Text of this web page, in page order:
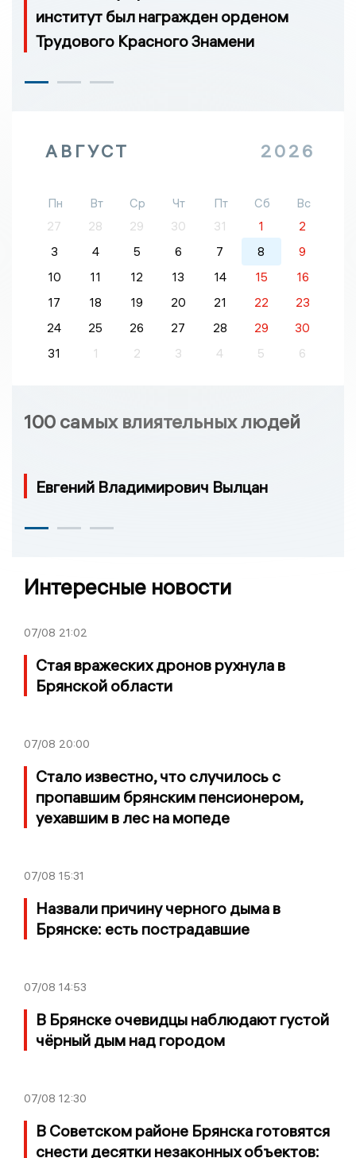
институт был награжден орденом
Трудового Красного Знамени
АВГУСТ 2026
Пн Вт Ср Чт Пт Сб
Вс
27
28 29 30 31 1
2
3
4 5 6 7 8
9
10
11 12 13 14 15
16
17
18 19 20 21 22
23
24
25 26 27 28 29
30
31
1 2 3 4 5 6
100 самых влиятельных людей
Евгений Владимирович Вылцан
Интересные новости
07/08 21:02
Стая вражеских дронов рухнула в
Брянской области
07/08 20:00
Стало известно, что случилось с
пропавшим брянским пенсионером,
уехавшим в лес на мопеде
07/08 15:31
Назвали причину черного дыма в
Брянске: есть пострадавшие
07/08 14:53
В Брянске очевидцы наблюдают густой
чёрный дым над городом
07/08 12:30
В Советском районе Брянска готовятся
снести десятки незаконных объектов: